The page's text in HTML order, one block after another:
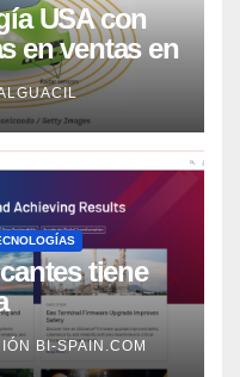
USA con
en ventas en
según
tiene
Rockwell
BI-SPAIN.COM